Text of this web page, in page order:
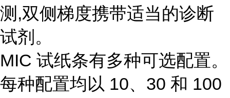
测,双侧梯度携带适当的诊断
试剂。
MIC 试纸条有多种可选配置。
每种配置均以 10、30 和 100